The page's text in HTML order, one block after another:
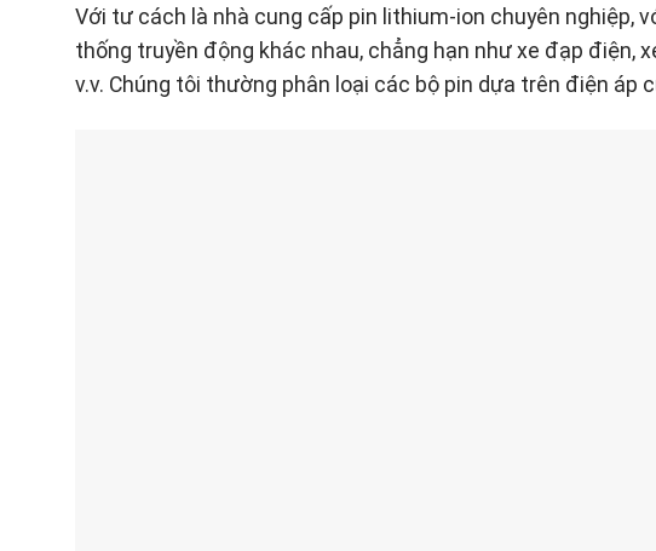
Với tư cách là nhà cung cấp pin lithium-ion chuyên nghiệp,
thống truyền động khác nhau, chẳng hạn như xe đạp điện,
v.v. Chúng tôi thường phân loại các bộ pin dựa trên điện áp